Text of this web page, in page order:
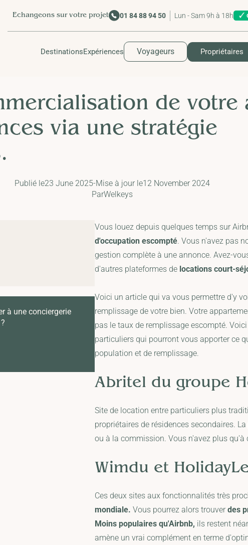
Echangeons sur votre projet 01 84 88 94 50 Lun - Sam 9h à 18h
DestinationsExpériences Voyageurs Propriétaires
de votre
via une stratégie
Publié le23 June 2025-Mise à jour le12 November 2024
ParWelkeys
à une conciergerie
Vous louez depuis quelques temps sur
d'occupation escompté. Vous n'avez pas
gestion complète à une annonce. Avez-
d'autres plateformes de locations court-
Voici un article qui va vous permettre d'y
remplissage de votre bien. Votre
pas le taux de remplissage escompté.
particuliers qui pourront vous apporter ce
population et de remplissage.
Abritel du groupe
Site de location entre particuliers plus
propriétaires de résidences secondaires.
ou à la commission. Vous n'avez plus qu'à
Wimdu et
Ces deux sites aux fonctionnalités très
mondiale. Vous pourrez alors trouver des
Moins populaires qu'Airbnb, ils restent
amène un vrai complément en terme